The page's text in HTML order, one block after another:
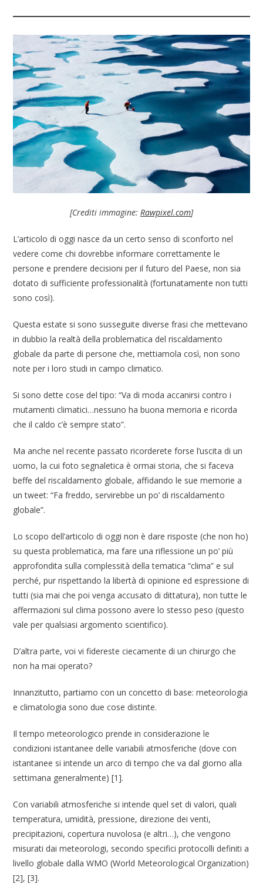
[Crediti immagine: Rawpixel.com]
L’articolo di oggi nasce da un certo senso di sconforto nel
vedere come chi dovrebbe informare correttamente le
persone e prendere decisioni per il futuro del Paese, non sia
dotato di sufficiente professionalità (fortunatamente non tutti
sono così).
Questa estate si sono susseguite diverse frasi che mettevano
in dubbio la realtà della problematica del riscaldamento
globale da parte di persone che, mettiamola così, non sono
note per i loro studi in campo climatico.
Si sono dette cose del tipo: “Va di moda accanirsi contro i
mutamenti climatici…nessuno ha buona memoria e ricorda
che il caldo c’è sempre stato”.
Ma anche nel recente passato ricorderete forse l’uscita di un
uomo, la cui foto segnaletica è ormai storia, che si faceva
beffe del riscaldamento globale, affidando le sue memorie a
un tweet: “Fa freddo, servirebbe un po’ di riscaldamento
globale”.
Lo scopo dell’articolo di oggi non è dare risposte (che non ho)
su questa problematica, ma fare una riflessione un po’ più
approfondita sulla complessità della tematica “clima” e sul
perché, pur rispettando la libertà di opinione ed espressione di
tutti (sia mai che poi venga accusato di dittatura), non tutte le
affermazioni sul clima possono avere lo stesso peso (questo
vale per qualsiasi argomento scientifico).
D’altra parte, voi vi fidereste ciecamente di un chirurgo che
non ha mai operato?
Innanzitutto, partiamo con un concetto di base: meteorologia
e climatologia sono due cose distinte.
Il tempo meteorologico prende in considerazione le
condizioni istantanee delle variabili atmosferiche (dove con
istantanee si intende un arco di tempo che va dal giorno alla
settimana generalmente) [1].
Con variabili atmosferiche si intende quel set di valori, quali
temperatura, umidità, pressione, direzione dei venti,
precipitazioni, copertura nuvolosa (e altri…), che vengono
misurati dai meteorologi, secondo specifici protocolli definiti a
livello globale dalla WMO (World Meteorological Organization)
[2], [3].